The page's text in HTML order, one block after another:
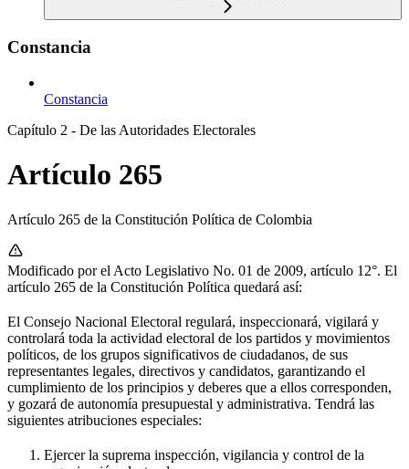
Constancia
Constancia
Capítulo 2 - De las Autoridades Electorales
Artículo 265
Artículo 265 de la Constitución Política de Colombia
Modificado por el Acto Legislativo No. 01 de 2009, artículo 12°. El
artículo 265 de la Constitución Política quedará así:
El Consejo Nacional Electoral regulará, inspeccionará, vigilará y
controlará toda la actividad electoral de los partidos y movimientos
políticos, de los grupos significativos de ciudadanos, de sus
representantes legales, directivos y candidatos, garantizando el
cumplimiento de los principios y deberes que a ellos corresponden,
y gozará de autonomía presupuestal y administrativa. Tendrá las
siguientes atribuciones especiales:
Ejercer la suprema inspección, vigilancia y control de la